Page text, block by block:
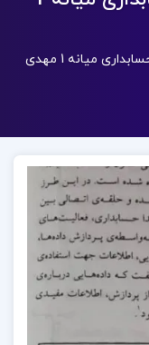
دانلود فایل PDF کتاب حسابداری میانه 1 مهدی